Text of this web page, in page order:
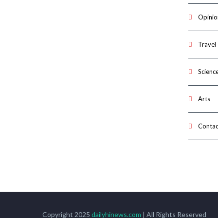
Travel
Arts
Copyright 2025 dailyhinews.com | All Rights Reserved